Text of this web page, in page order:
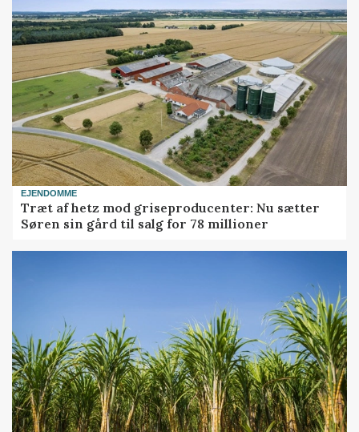
EJENDOMME
Træt af hetz mod griseproducenter: Nu sætter
Søren sin gård til salg for 78 millioner